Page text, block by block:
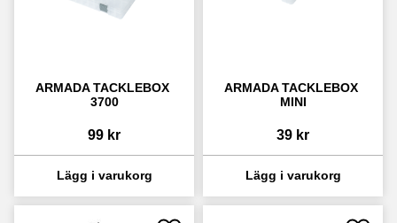
ARMADA TACKLEBOX
3700
99 kr
ARMADA TACKLEBOX
MINI
39 kr